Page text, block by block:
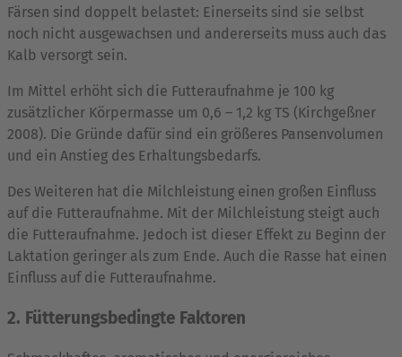
Färsen sind doppelt belastet: Einerseits sind sie selbst
noch nicht ausgewachsen und andererseits muss auch das
Kalb versorgt sein.
Im Mittel erhöht sich die Futteraufnahme je 100 kg
zusätzlicher Körpermasse um 0,6 – 1,2 kg TS (Kirchgeßner
2008). Die Gründe dafür sind ein größeres Pansenvolumen
und ein Anstieg des Erhaltungsbedarfs.
Des Weiteren hat die Milchleistung einen großen Einfluss
auf die Futteraufnahme. Mit der Milchleistung steigt auch
die Futteraufnahme. Jedoch ist dieser Effekt zu Beginn der
Laktation geringer als zum Ende. Auch die Rasse hat einen
Einfluss auf die Futteraufnahme.
2. Fütterungsbedingte Faktoren